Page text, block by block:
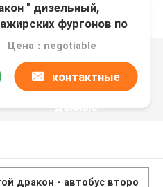
" дизельный,
фургонов по
Цена：negotiable
контактные
данные
дракон - автобус второ